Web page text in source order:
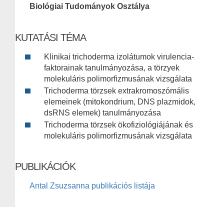
Biológiai Tudományok Osztálya
KUTATÁSI TÉMA
Klinikai trichoderma izolátumok virulencia-
faktorainak tanulmányozása, a törzyek
molekuláris polimorfizmusának vizsgálata
Trichoderma törzsek extrakromoszómális
elemeinek (mitokondrium, DNS plazmidok,
dsRNS elemek) tanulmányozása
Trichoderma törzsek ökofiziológiájának és
molekuláris polimorfizmusának vizsgálata
PUBLIKÁCIÓK
Antal Zsuzsanna publikációs listája